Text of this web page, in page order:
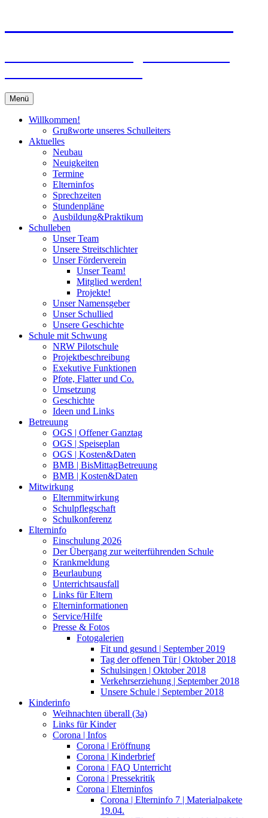
Menü
Willkommen!
Grußworte unseres Schulleiters
Aktuelles
Neubau
Neuigkeiten
Termine
Elterninfos
Sprechzeiten
Stundenpläne
Ausbildung&Praktikum
Schulleben
Unser Team
Unsere Streitschlichter
Unser Förderverein
Unser Team!
Mitglied werden!
Projekte!
Unser Namensgeber
Unser Schullied
Unsere Geschichte
Schule mit Schwung
NRW Pilotschule
Projektbeschreibung
Exekutive Funktionen
Pfote, Flatter und Co.
Umsetzung
Geschichte
Ideen und Links
Betreuung
OGS | Offener Ganztag
OGS | Speiseplan
OGS | Kosten&Daten
BMB | BisMittagBetreuung
BMB | Kosten&Daten
Mitwirkung
Elternmitwirkung
Schulpflegschaft
Schulkonferenz
Elterninfo
Einschulung 2026
Der Übergang zur weiterführenden Schule
Krankmeldung
Beurlaubung
Unterrichtsausfall
Links für Eltern
Elterninformationen
Service/Hilfe
Presse & Fotos
Fotogalerien
Fit und gesund | September 2019
Tag der offenen Tür | Oktober 2018
Schulsingen | Oktober 2018
Verkehrserziehung | September 2018
Unsere Schule | September 2018
Kinderinfo
Weihnachten überall (3a)
Links für Kinder
Corona | Infos
Corona | Eröffnung
Corona | Kinderbrief
Corona | FAQ Unterricht
Corona | Pressekritik
Corona | Elterninfos
Corona | Elterninfo 7 | Materialpakete
19.04.